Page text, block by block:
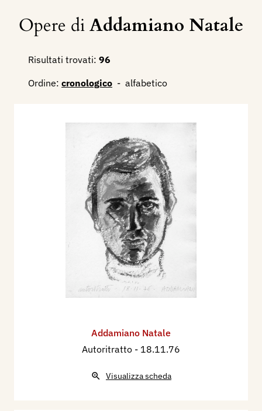
Opere diAddamiano Natale
Risultati trovati: 96
Ordine: cronologico - alfabetico
Addamiano Natale
Autoritratto - 18.11.76
Visualizza scheda